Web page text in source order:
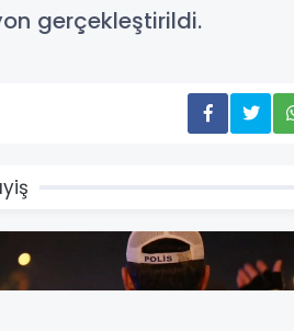
gerçekleştirildi.